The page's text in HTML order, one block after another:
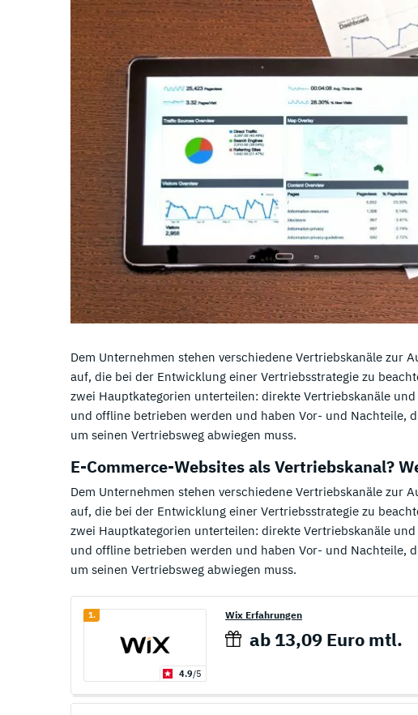
Dem Unternehmen stehen verschiedene Vertriebskanäle zur
auf, die bei der Entwicklung einer Vertriebsstrategie zu
zwei Hauptkategorien unterteilen: direkte Vertriebskanäle
und offline betrieben werden und haben Vor- und Nachteile,
um seinen Vertriebsweg abwiegen muss.
E-Commerce-Websites als Vertriebskanal?
Dem Unternehmen stehen verschiedene Vertriebskanäle zur
auf, die bei der Entwicklung einer Vertriebsstrategie zu
zwei Hauptkategorien unterteilen: direkte Vertriebskanäle
und offline betrieben werden und haben Vor- und Nachteile,
um seinen Vertriebsweg abwiegen muss.
1.
4.9/5
Wix Erfahrungen
ab 13,09 Euro mtl.